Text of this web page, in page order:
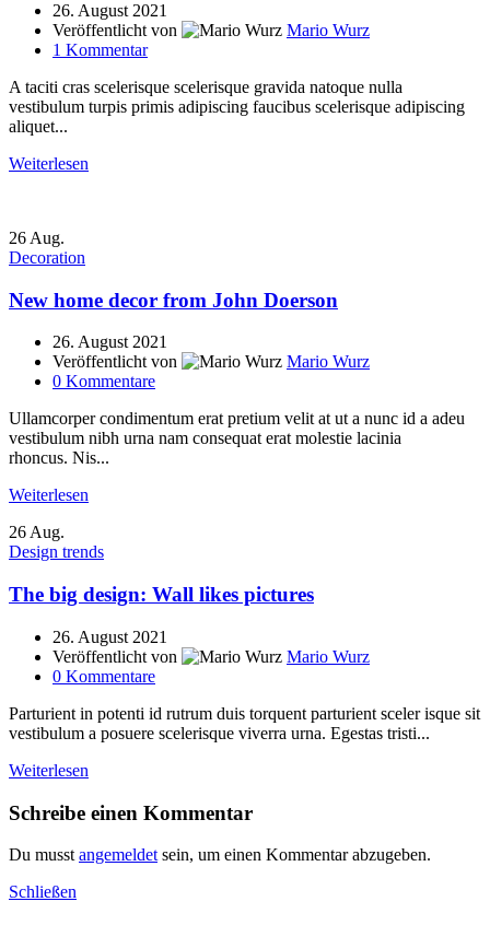
26. August 2021
Veröffentlicht von
Mario Wurz
1 Kommentar
A taciti cras scelerisque scelerisque gravida natoque nulla
vestibulum turpis primis adipiscing faucibus scelerisque adipiscing
aliquet...
Weiterlesen
26 Aug.
Decoration
New home decor from John Doerson
26. August 2021
Veröffentlicht von
Mario Wurz
0 Kommentare
Ullamcorper condimentum erat pretium velit at ut a nunc id a adeu
vestibulum nibh urna nam consequat erat molestie lacinia
rhoncus. Nis...
Weiterlesen
26Aug.
Design trends
The big design: Wall likes pictures
26. August 2021
Veröffentlicht von
Mario Wurz
0 Kommentare
Parturient in potenti id rutrum duis torquent parturient sceler isque sit
vestibulum a posuere scelerisque viverra urna. Egestas tristi...
Weiterlesen
Schreibe einen Kommentar
Du musst angemeldet sein, um einen Kommentar abzugeben.
Schließen